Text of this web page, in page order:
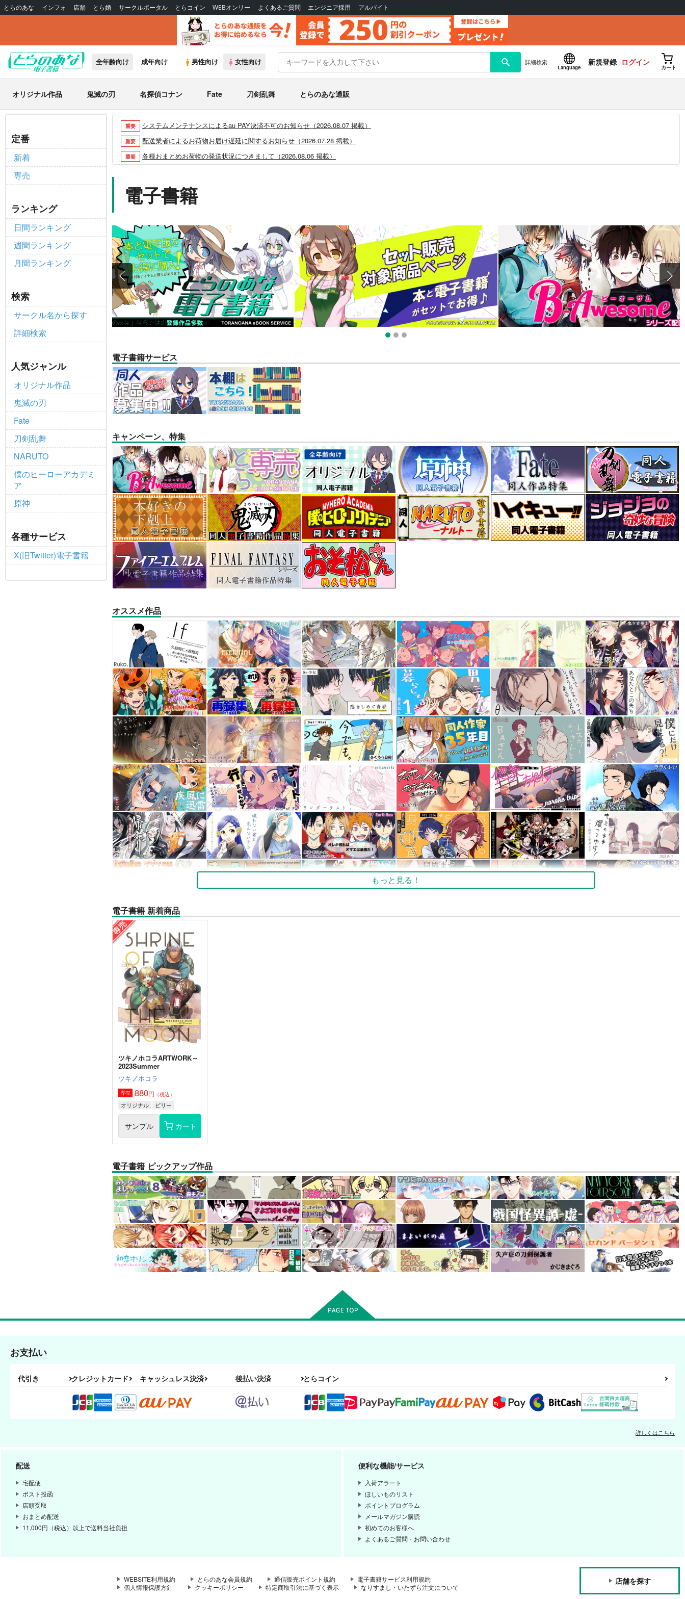
とらのあな インフォ 店舗 とら婚 サークルポータル とらコイン WEBオンリー よくあるご質問 エンジニア採用 アルバイト
全年齢向け 成年向け 男性向け 女性向け 詳細検索
Language
新規登録 ログイン
カート
オリジナル作品 鬼滅の刃 名探偵コナン Fate 刀剣乱舞 とらのあな通販
定番
新着
専売
ランキング
日間ランキング
週間ランキング
月間ランキング
検索
サークル名から探す
詳細検索
人気ジャンル
オリジナル作品
鬼滅の刃
Fate
刀剣乱舞
NARUTO
僕のヒーローアカデミ
ア
原神
各種サービス
X(旧Twitter)電子書籍
重要 システムメンテナンスによるau PAY決済不可のお知らせ（2026.08.07 掲載）
重要 配送業者によるお荷物お届け遅延に関するお知らせ（2026.07.28 掲載）
重要 各種おまとめお荷物の発送状況につきまして（2026.08.06 掲載）
重要 【2026/4/1より】とらのあなプレミアム、新支払い方法＆新プラン導入のお知らせ（2026.03.09 掲載）
重要 おまとめサイクル「定期便(月2)」一般会員様の利用再開のお知らせ（2026.02.05 掲載）
重要 【2025/12/1より】「通販ポイント⇒とらコイン変換キャンペーン」終了のお知らせ（2025.11.21 掲載）
重要 個人情報保護方針の改定について（2025.09.19 更新｜2025.08.01 掲載）
重要 ポイント付与・管理体制改定のお知らせ（2024.11.20 掲載）
全てのお知らせを見る
電子書籍
1 2 3
電子書籍サービス
キャンペーン、特集
オススメ作品
もっと見る！
電子書籍 新着商品
ツキノホコラARTWORK～
2023Summer
ツキノホコラ
専売 880円 （税込）
オリジナル ビリー
サンプル カート
電子書籍 ピックアップ作品
お支払い
代引き クレジットカード キャッシュレス決済 後払い決済 とらコイン
詳しくはこちら
配送
宅配便
ポスト投函
店頭受取
おまとめ配送
11,000円（税込）以上で送料当社負担
便利な機能/サービス
入荷アラート
ほしいものリスト
ポイントプログラム
メールマガジン購読
初めてのお客様へ
よくあるご質問・お問い合わせ
WEBSITE利用規約 とらのあな会員規約 通信販売ポイント規約
電子書籍サービス利用規約
個人情報保護方針
クッキーポリシー 特定商取引法に基づく表示 なりすまし・いたずら注文について
店舗を探す